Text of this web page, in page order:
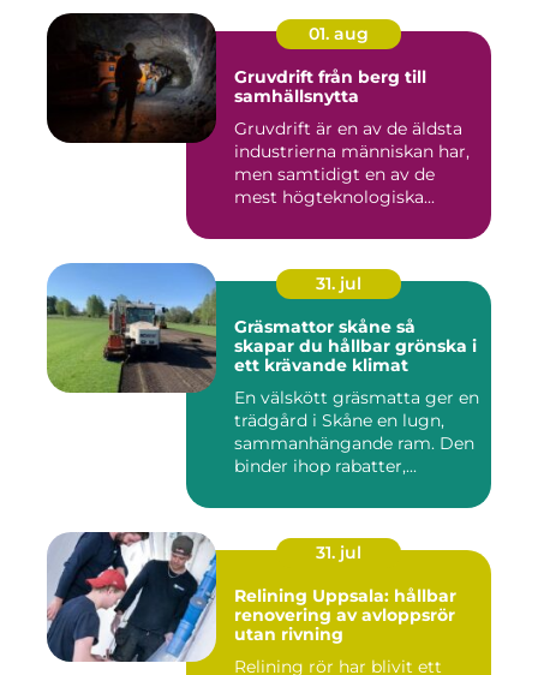
01. aug
Gruvdrift från berg till
samhällsnytta
Gruvdrift är en av de äldsta
industrierna människan har,
men samtidigt en av de
mest högteknologiska...
31. jul
Gräsmattor skåne så
skapar du hållbar grönska i
ett krävande klimat
En välskött gräsmatta ger en
trädgård i Skåne en lugn,
sammanhängande ram. Den
binder ihop rabatter,...
31. jul
Relining Uppsala: hållbar
renovering av avloppsrör
utan rivning
Relining rör har blivit ett